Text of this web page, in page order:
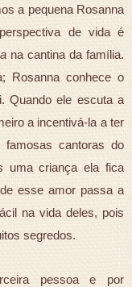
a pequena Rosanna
de vida é
na cantina da família.
Rosanna conhece o
Quando ele escuta a
a incentivá-la a ter
cantoras do
uma criança ela fica
esse amor passa a
na vida deles, pois
segredos.
pessoa e por